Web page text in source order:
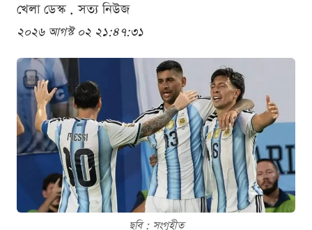
খেলা ডেস্ক . সত্য নিউজ
২০২৬ আগস্ট ০২ ২১:৪৭:৩১
ছবি : সংগৃহীত